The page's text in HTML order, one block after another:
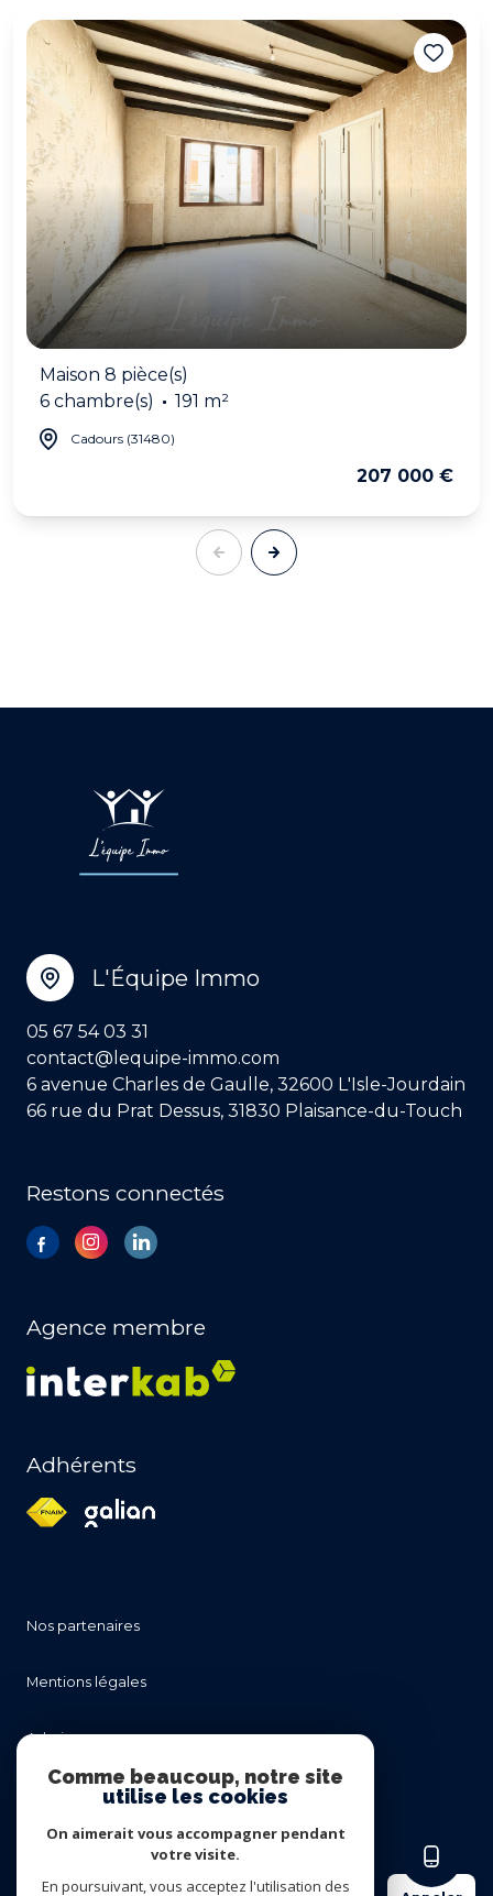
Maison 8 pièce(s)
6 chambre(s)
191 m²
Cadours (31480)
207 000 €
L'Équipe Immo
05 67 54 03 31
contact@lequipe-immo.com
6 avenue Charles de Gaulle, 32600 L'Isle-Jourdain
66 rue du Prat Dessus, 31830 Plaisance-du-Touch
Restons connectés
Agence membre
Adhérents
nos partenaires
mentions légales
admin
nos honoraires
Comme beaucoup, notre site
utilise les cookies
On aimerait vous accompagner pendant
votre visite.
En poursuivant, vous acceptez l'utilisation des